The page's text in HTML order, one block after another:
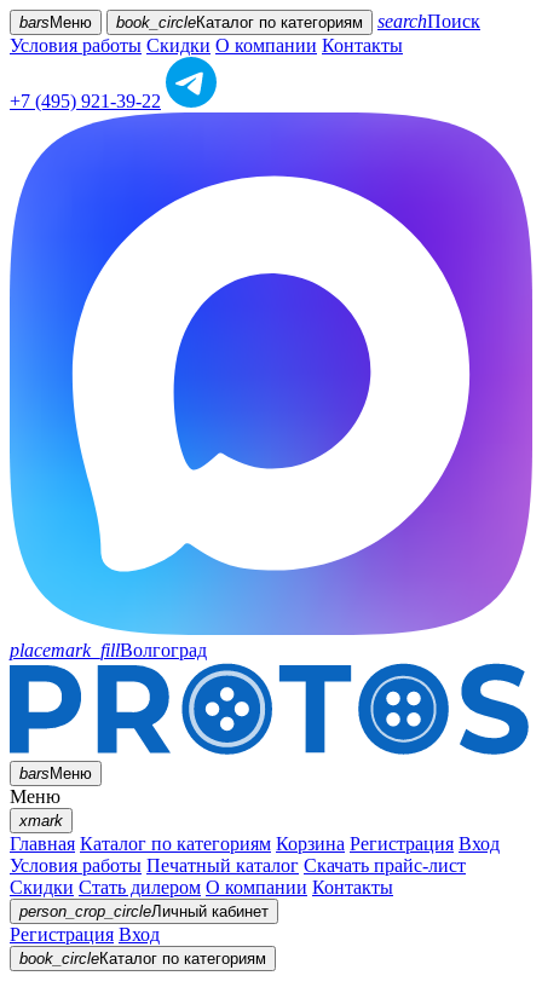
bars Меню book_circleКаталог по категориям searchПоиск
Условия работы Скидки О компании Контакты
+7 (495) 921-39-22
placemark_fillВолгоград
barsМеню
Меню
xmark
Главная Каталог по категориям Корзина Регистрация Вход
Условия работы Печатный каталог Скачать прайс-лист
Скидки Стать дилером О компании Контакты
person_crop_circleЛичный кабинет
Регистрация Вход
book_circleКаталог по категориям